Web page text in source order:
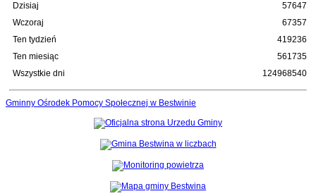
Dzisiaj
Wczoraj
Ten tydzień
Ten miesiąc
Wszystkie dni
57647
67357
419236
561735
124968540
Gminny Ośrodek Pomocy Społecznej w Bestwinie